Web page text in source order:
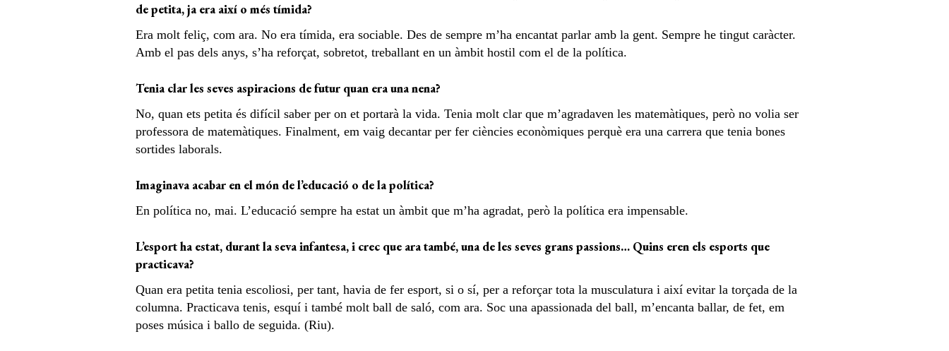
de petita, ja era així o més tímida?
Era molt feliç, com ara. No era tímida, era sociable. Des de sempre m’ha encantat parlar amb la gent. Sempre he tingut caràcter.
Amb el pas dels anys, s’ha reforçat, sobretot, treballant en un àmbit hostil com el de la política.
Tenia clar les seves aspiracions de futur quan era una nena?
No, quan ets petita és difícil saber per on et portarà la vida. Tenia molt clar que m’agradaven les matemàtiques, però no volia ser
professora de matemàtiques. Finalment, em vaig decantar per fer ciències econòmiques perquè era una carrera que tenia bones
sortides laborals.
Imaginava acabar en el món de l’educació o de la política?
En política no, mai. L’educació sempre ha estat un àmbit que m’ha agradat, però la política era impensable.
L’esport ha estat, durant la seva infantesa, i crec que ara també, una de les seves grans passions… Quins eren els esports que
practicava?
Quan era petita tenia escoliosi, per tant, havia de fer esport, si o sí, per a reforçar tota la musculatura i així evitar la torçada de la
columna. Practicava tenis, esquí i també molt ball de saló, com ara. Soc una apassionada del ball, m’encanta ballar, de fet, em
poses música i ballo de seguida. (Riu).